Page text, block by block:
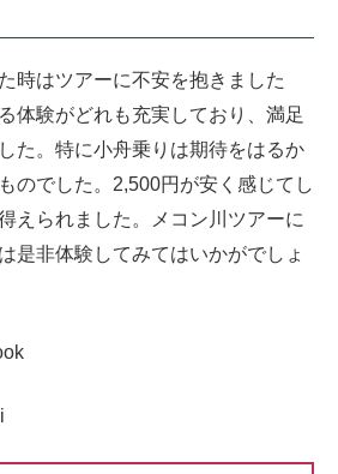
時はツアーに不安を抱きました
体験がどれも充実しており、満足
た。特に小舟乗りは期待をはるか
のでした。2,500円が安く感じてし
えられました。メコン川ツアーに
是非体験してみてはいかがでしょ